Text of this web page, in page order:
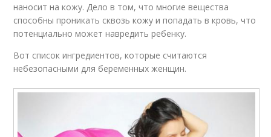
наносит на кожу. Дело в том, что многие вещества
способны проникать сквозь кожу и попадать в кровь, что
потенциально может навредить ребенку.
Вот список ингредиентов, которые считаются
небезопасными для беременных женщин.